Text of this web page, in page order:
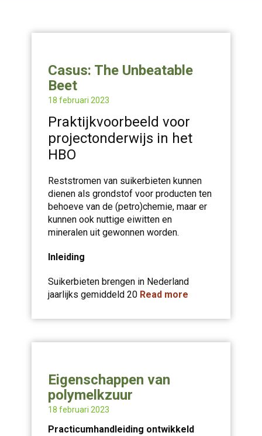
Casus: The Unbeatable
Beet
18 februari 2023
Praktijkvoorbeeld voor
projectonderwijs in het
HBO
Reststromen van suikerbieten kunnen
dienen als grondstof voor producten ten
behoeve van de (petro)chemie, maar er
kunnen ook nuttige eiwitten en
mineralen uit gewonnen worden.
Inleiding
Suikerbieten brengen in Nederland
jaarlijks gemiddeld 20 Read more
Eigenschappen van
polymelkzuur
18 februari 2023
Practicumhandleiding ontwikkeld